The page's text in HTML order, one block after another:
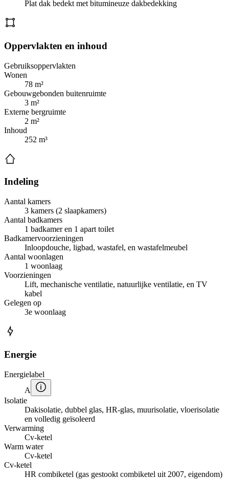
Plat dak bedekt met bitumineuze dakbedekking
Oppervlakten en inhoud
Gebruiksoppervlakten
Wonen
78 m²
Gebouwgebonden buitenruimte
3 m²
Externe bergruimte
2 m²
Inhoud
252 m³
Indeling
Aantal kamers
3 kamers (2 slaapkamers)
Aantal badkamers
1 badkamer en 1 apart toilet
Badkamervoorzieningen
Inloopdouche, ligbad, wastafel, en wastafelmeubel
Aantal woonlagen
1 woonlaag
Voorzieningen
Lift, mechanische ventilatie, natuurlijke ventilatie, en TV
kabel
Gelegen op
3e woonlaag
Energie
Energielabel
A
Isolatie
Dakisolatie, dubbel glas, HR-glas, muurisolatie, vloerisolatie
en volledig geïsoleerd
Verwarming
Cv-ketel
Warm water
Cv-ketel
Cv-ketel
HR combiketel (gas gestookt combiketel uit 2007, eigendom)